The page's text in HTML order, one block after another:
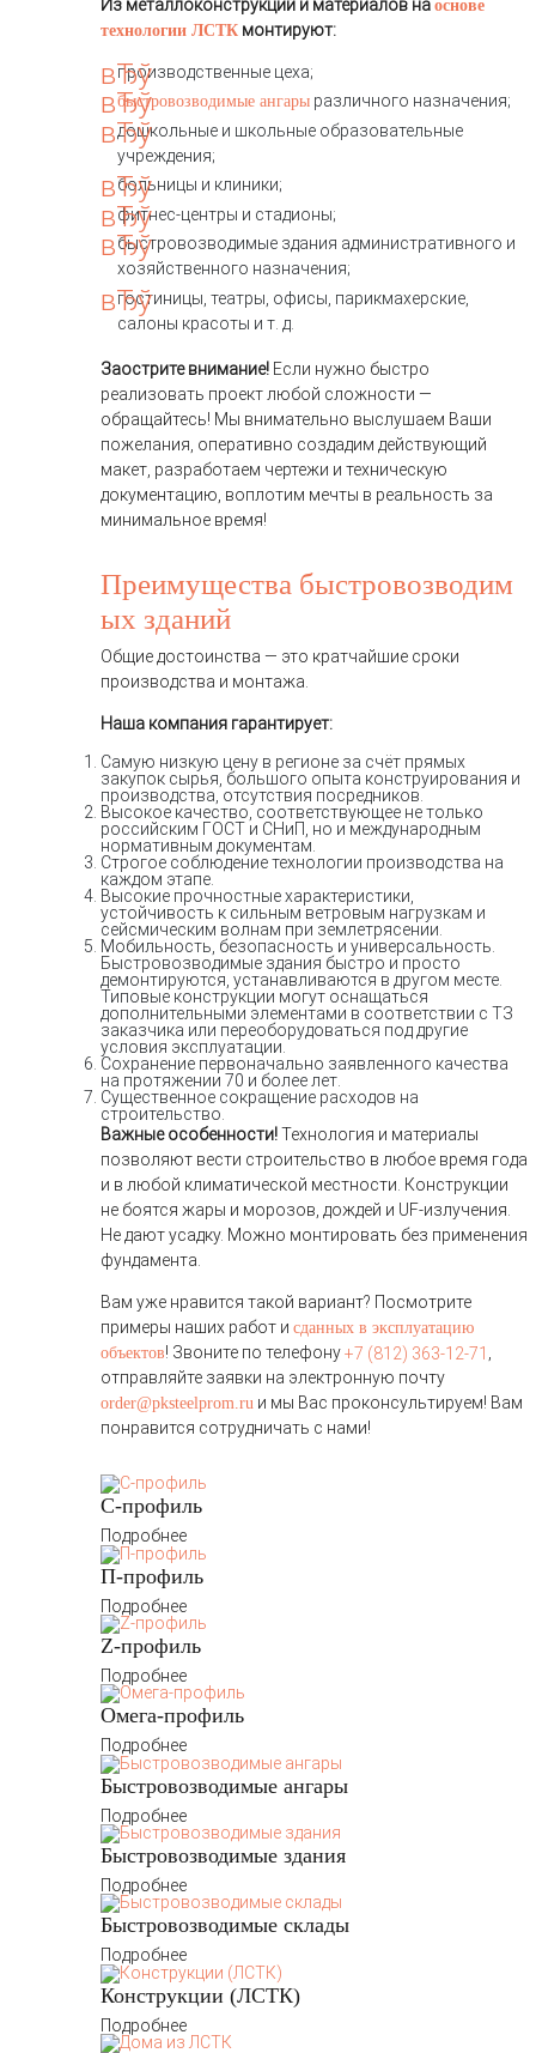
Из металлоконструкций и материалов на основе
технологии ЛСТК монтируют:
производственные цеха;
быстровозводимые ангары различного назначения;
дошкольные и школьные образовательные
учреждения;
больницы и клиники;
фитнес-центры и стадионы;
быстровозводимые здания административного и
хозяйственного назначения;
гостиницы, театры, офисы, парикмахерские,
салоны красоты и т. д.
Заострите внимание! Если нужно быстро
реализовать проект любой сложности —
обращайтесь! Мы внимательно выслушаем Ваши
пожелания, оперативно создадим действующий
макет, разработаем чертежи и техническую
документацию, воплотим мечты в реальность за
минимальное время!
Преимущества быстровозводим
ых зданий
Общие достоинства — это кратчайшие сроки
производства и монтажа.
Наша компания гарантирует:
Самую низкую цену в регионе за счёт прямых
закупок сырья, большого опыта конструирования и
производства, отсутствия посредников.
Высокое качество, соответствующее не только
российским ГОСТ и СНиП, но и международным
нормативным документам.
Строгое соблюдение технологии производства на
каждом этапе.
Высокие прочностные характеристики,
устойчивость к сильным ветровым нагрузкам и
сейсмическим волнам при землетрясении.
Мобильность, безопасность и универсальность.
Быстровозводимые здания быстро и просто
демонтируются, устанавливаются в другом месте.
Типовые конструкции могут оснащаться
дополнительными элементами в соответствии с ТЗ
заказчика или переоборудоваться под другие
условия эксплуатации.
Сохранение первоначально заявленного качества
на протяжении 70 и более лет.
Существенное сокращение расходов на
строительство.
Важные особенности!Технология и материалы
позволяют вести строительство в любое время года
и в любой климатической местности. Конструкции
не боятся жары и морозов, дождей и UF-излучения.
Не дают усадку. Можно монтировать без применения
фундамента.
Вам уже нравится такой вариант? Посмотрите
примеры наших работ и сданных в эксплуатацию
объектов! Звоните по телефону+7 (812) 363-12-71
отправляйте заявки на электронную почту
order@pksteelprom.ru и мы Вас проконсультируем! Вам
понравится сотрудничать с нами!
С-профиль
Подробнее
П-профиль
Подробнее
Z-профиль
Подробнее
Омега-профиль
Подробнее
Быстровозводимые ангары
Подробнее
Быстровозводимые здания
Подробнее
Быстровозводимые склады
Подробнее
Конструкции (ЛСТК)
Подробнее